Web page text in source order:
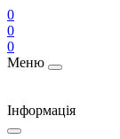
0
0
0
Меню
Інформація